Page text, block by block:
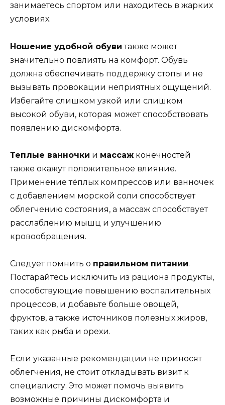
занимаетесь спортом или находитесь в жарких
условиях.
Ношение удобной обуви также может
значительно повлиять на комфорт. Обувь
должна обеспечивать поддержку стопы и не
вызывать провокации неприятных ощущений.
Избегайте слишком узкой или слишком
высокой обуви, которая может способствовать
появлению дискомфорта.
Теплые ванночки и массаж конечностей
также окажут положительное влияние.
Применение тёплых компрессов или ванночек
с добавлением морской соли способствует
облегчению состояния, а массаж способствует
расслаблению мышц и улучшению
кровообращения.
Следует помнить о правильном питании.
Постарайтесь исключить из рациона продукты,
способствующие повышению воспалительных
процессов, и добавьте больше овощей,
фруктов, а также источников полезных жиров,
таких как рыба и орехи.
Если указанные рекомендации не приносят
облегчения, не стоит откладывать визит к
специалисту. Это может помочь выявить
возможные причины дискомфорта и